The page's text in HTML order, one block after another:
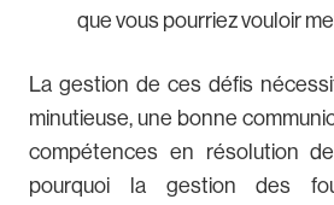
que vous pourriez vouloir
La gestion de ces défis
minutieuse, une bonne
compétences en résolution
pourquoi la gestion des